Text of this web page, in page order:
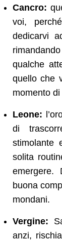
Cancro:
voi,
dedicarvi
qualche
quello che
momento
Leone:
di
stimolante
solita
emergere.
buona
mondani.
Vergine:
anzi,